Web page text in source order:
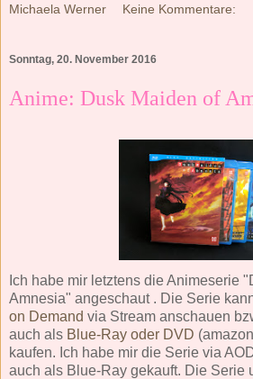
Michaela Werner Keine Kommentare:
Sonntag, 20. November 2016
Anime: Dusk Maiden of
Ich habe mir letztens die Animeserie
Amnesia" angeschaut . Die Serie
on Demand via Stream anschauen
auch als Blue-Ray oder DVD
kaufen. Ich habe mir die Serie via
auch als Blue-Ray gekauft. Die Serie